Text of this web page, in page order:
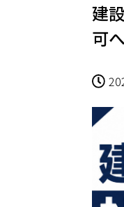
建
可